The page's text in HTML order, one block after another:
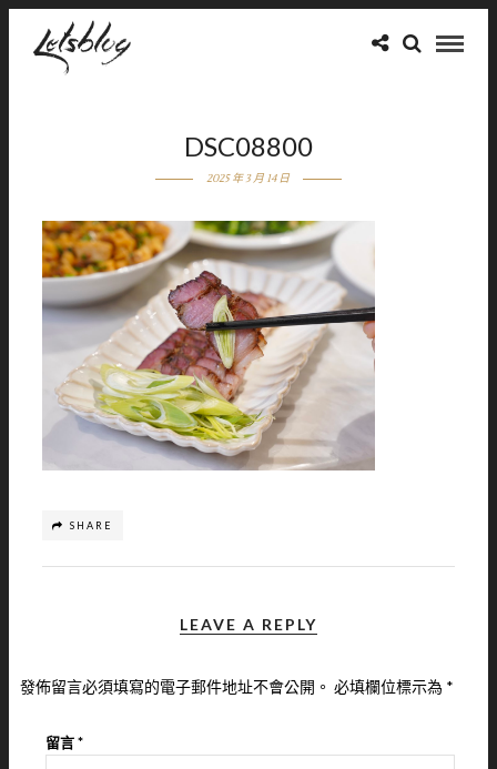
DSC08800
2025 年 3 月 14 日
SHARE
LEAVE A REPLY
發佈留言必須填寫的電子郵件地址不會公開。 必填欄位標示為 *
留言*